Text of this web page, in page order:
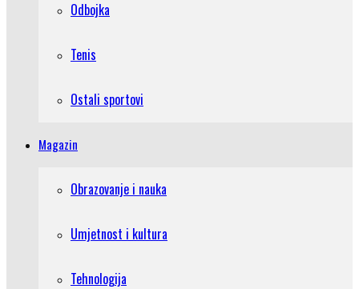
Odbojka
Tenis
Ostali sportovi
Magazin
Obrazovanje i nauka
Umjetnost i kultura
Tehnologija